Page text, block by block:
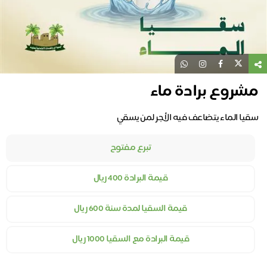
مشروع برادة ماء
سقيا الماء يتضاعف فيه الأجر لمن يسقي
تبرع مفتوح
قيمة البرادة 400 ريال
قيمة السقيا لمدة سنة 600 ريال
قيمة البرادة مع السقيا 1000 ريال